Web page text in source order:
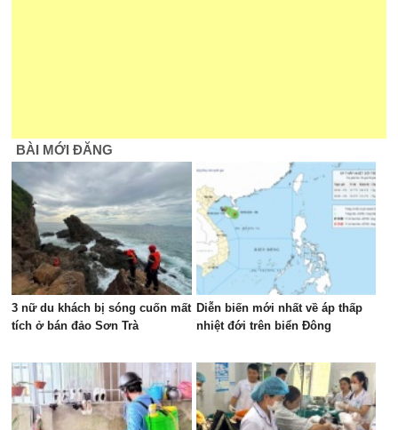
BÀI MỚI ĐĂNG
3 nữ du khách bị sóng cuốn mất
tích ở bán đảo Sơn Trà
Diễn biến mới nhất về áp thấp
nhiệt đới trên biển Đông